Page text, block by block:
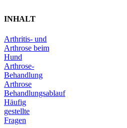
INHALT
Arthritis- und
Arthrose beim
Hund
Arthrose-
Behandlung
Arthrose
Behandlungsablauf
Häufig
gestellte
Fragen